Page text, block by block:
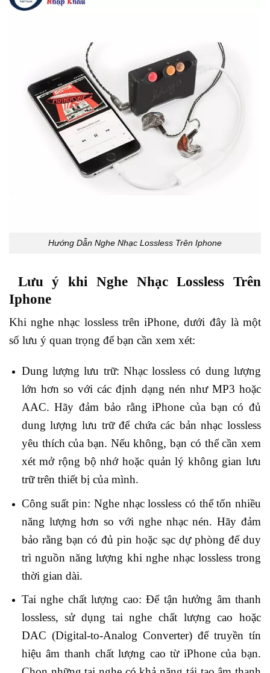
Hướng Dẫn Nghe Nhạc Lossless Trên Iphone
Lưu ý khi Nghe Nhạc Lossless Trên
Iphone
Khi nghe nhạc lossless trên iPhone, dưới đây là một
số lưu ý quan trọng để bạn cần xem xét:
Dung lượng lưu trữ: Nhạc lossless có dung lượng
lớn hơn so với các định dạng nén như MP3 hoặc
AAC. Hãy đảm bảo rằng iPhone của bạn có đủ
dung lượng lưu trữ để chứa các bản nhạc lossless
yêu thích của bạn. Nếu không, bạn có thể cần xem
xét mở rộng bộ nhớ hoặc quản lý không gian lưu
trữ trên thiết bị của mình.
Công suất pin: Nghe nhạc lossless có thể tốn nhiều
năng lượng hơn so với nghe nhạc nén. Hãy đảm
bảo rằng bạn có đủ pin hoặc sạc dự phòng để duy
trì nguồn năng lượng khi nghe nhạc lossless trong
thời gian dài.
Tai nghe chất lượng cao: Để tận hưởng âm thanh
lossless, sử dụng tai nghe chất lượng cao hoặc
DAC (Digital-to-Analog Converter) để truyền tín
hiệu âm thanh chất lượng cao từ iPhone của bạn.